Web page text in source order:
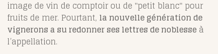
image de vin de comptoir ou de "petit blanc" pour
fruits de mer. Pourtant, la nouvelle génération de
vignerons a su redonner ses lettres de noblesse à
l’appellation.